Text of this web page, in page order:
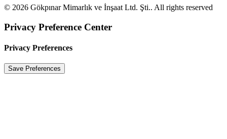
© 2026 Gökpınar Mimarlık ve İnşaat Ltd. Şti.. All rights reserved
Privacy Preference Center
Privacy Preferences